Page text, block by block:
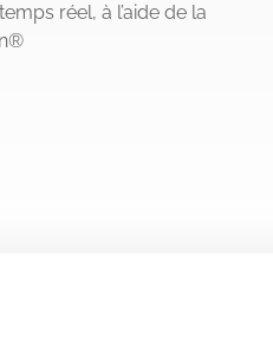
réel, à l’aide de la